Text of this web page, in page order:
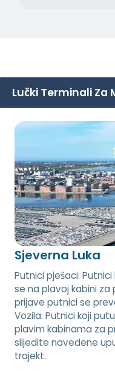
Lučki Terminali Za
Sjeverna Luka
Putnici pješaci:
se na plavoj kabini za
prijave putnici se
Vozila: Putnici koji
plavim kabinama za
slijedite navedene
trajekt.